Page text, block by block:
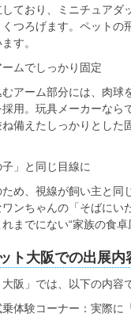
ており、ミニチュアダ
つろげます。ペットの
す。
ムでしっかり固定
アーム部分には、肉球
用。玩具メーカーなら
備えたしっかりとした
」と同じ目線に
め、視線が飼い主と同
ンちゃんの「そばにい
までにない“家族の食卓
ト大阪での出展内
大阪」では、以下の内容
乗体験コーナー：実際に